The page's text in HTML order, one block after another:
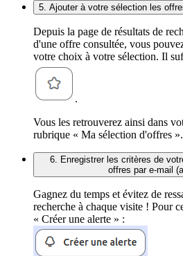
5. Ajouter à votre sélection les
Depuis la page de résultats de
d'une offre consultée, vous
votre choix à votre sélection. Il
.
Vous les retrouverez ainsi dans
rubrique « Ma sélection d'offres ».
6. Enregistrer les critères de
offres par e-mail
Gagnez du temps et évitez de
recherche à chaque visite ! Pour
« Créer une alerte » :